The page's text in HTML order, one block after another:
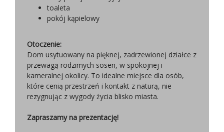
toaleta
pokój kąpielowy
Otoczenie:
Dom usytuowany na pięknej, zadrzewionej działce z
przewagą rodzimych sosen, w spokojnej i
kameralnej okolicy. To idealne miejsce dla osób,
które cenią przestrzeń i kontakt z naturą, nie
rezygnując z wygody życia blisko miasta.
Zapraszamy na prezentację!